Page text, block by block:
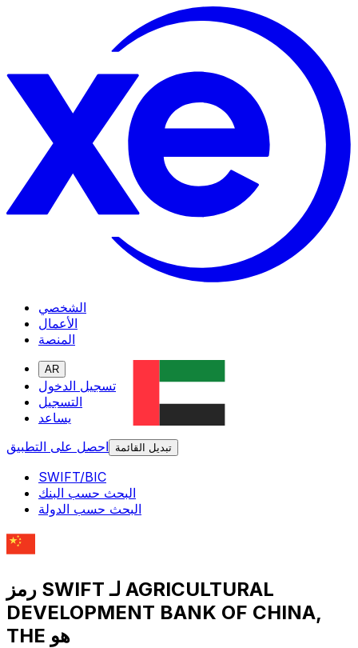
الشخصي
الأعمال
المنصة
AR
تسجيل الدخول
التسجيل
يساعد
احصل على التطبيق
تبديل القائمة
SWIFT/BIC
البحث حسب البنك
البحث حسب الدولة
رمز SWIFT لـ AGRICULTURAL
DEVELOPMENT BANK OF CHINA,
THE هو